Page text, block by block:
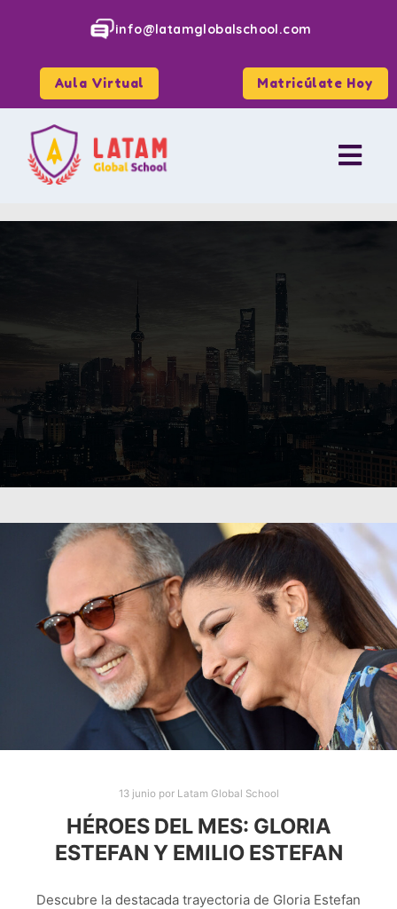
info@latamglobalschool.com
Aula Virtual Matricúlate Hoy
13 juniopor Latam Global School
HÉROES DEL MES: GLORIA
ESTEFAN Y EMILIO ESTEFAN
Descubre la destacada trayectoria de Gloria Estefan